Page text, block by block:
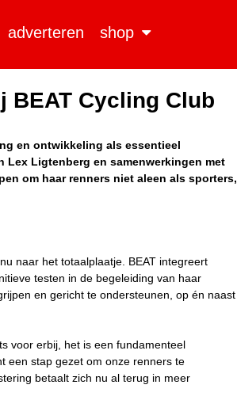
adverteren shop
BEAT Cycling Club
en ontwikkeling als essentieel
Ligtenberg en samenwerkingen met
om haar renners niet aleen als sporters,
naar het totaalplaatje. BEAT integreert
testen in de begeleiding van haar
en gericht te ondersteunen, op én naast
voor erbij, het is een fundamenteel
een stap gezet om onze renners te
betaalt zich nu al terug in meer